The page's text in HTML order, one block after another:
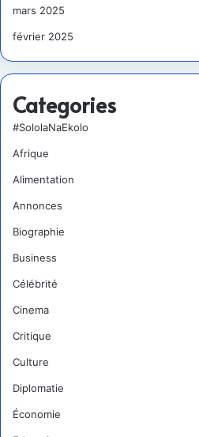
mars 2025
février 2025
Categories
#SololaNaEkolo
Afrique
Alimentation
Annonces
Biographie
Business
Célébrité
Cinema
Critique
Culture
Diplomatie
Économie